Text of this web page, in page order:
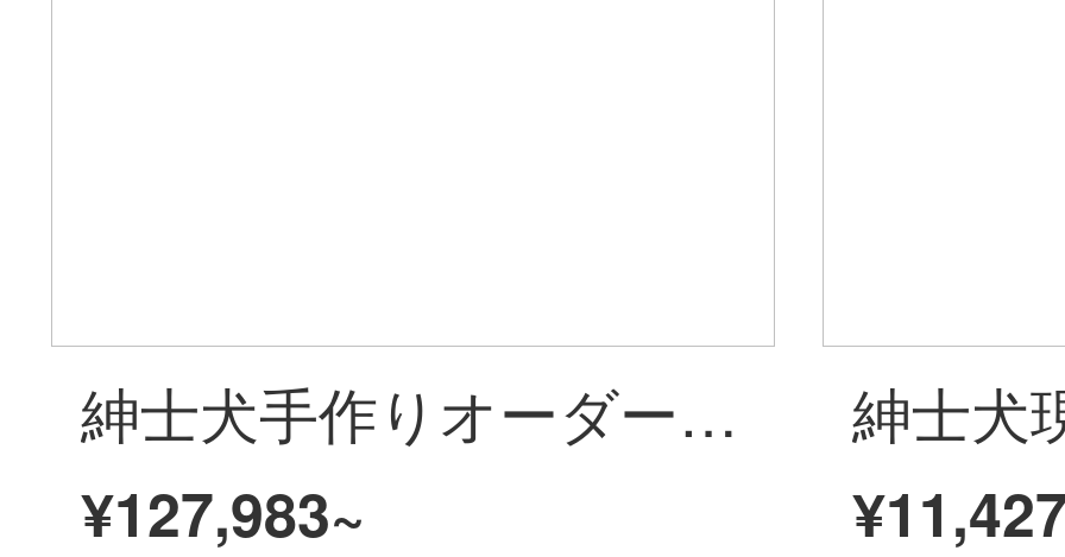
紳士犬手作りオーダーメイドシンプルで、現代の軽奢ウールカーペット客間ソファワークショップRX 0207 3*4メートルウールカーペットオーダーメイド非現物の納期を確認する必要があります。
¥127,983~